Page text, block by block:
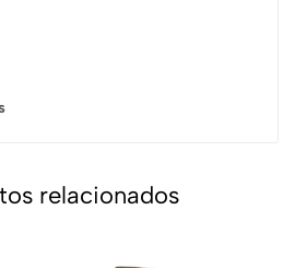
relacionados